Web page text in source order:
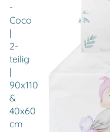
-
Coco
|
2-
teilig
|
90x110
&
40x60
cm